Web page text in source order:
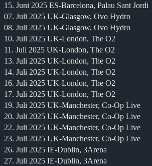
15. Juni 2025 ES-Barcelona, Palau Sant Jordi
07. Juli 2025 UK-Glasgow, Ovo Hydro
08. Juli 2025 UK-Glasgow, Ovo Hydro
10. Juli 2025 UK-London, The O2
11. Juli 2025 UK-London, The O2
13. Juli 2025 UK-London, The O2
14. Juli 2025 UK-London, The O2
16. Juli 2025 UK-London, The O2
17. Juli 2025 UK-London, The O2
19. Juli 2025 UK-Manchester, Co-Op Live
20. Juli 2025 UK-Manchester, Co-Op Live
22. Juli 2025 UK-Manchester, Co-Op Live
23. Juli 2025 UK-Manchester, Co-Op Live
26. Juli 2025 IE-Dublin, 3Arena
27. Juli 2025 IE-Dublin, 3Arena